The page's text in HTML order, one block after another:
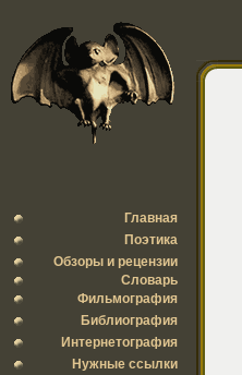
Главная
Поэтика
Обзоры и рецензии
Словарь
Фильмография
Библиография
Интернетография
Нужные ссылки